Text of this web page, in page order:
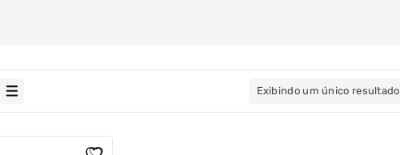
Exibindo um único resultado